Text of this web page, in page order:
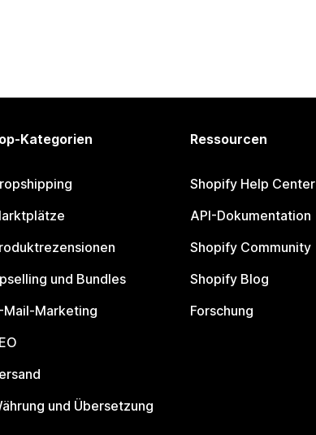
Kategorien
und Bundles
Mail-Marketing
und Übersetzung
Ressourcen
Shopify Help Center
API-Dokumentation
Shopify Community
Shopify Blog
Forschung